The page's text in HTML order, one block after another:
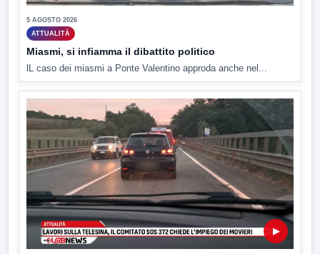
5 AGOSTO 2026
ATTUALITÀ
Miasmi, si infiamma il dibattito politico
lL caso dei miasmi a Ponte Valentino approda anche nel...
▶